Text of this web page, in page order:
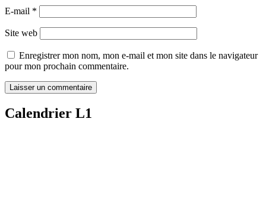
E-mail *
Site web
Enregistrer mon nom, mon e-mail et mon site dans le navigateur
pour mon prochain commentaire.
Calendrier L1